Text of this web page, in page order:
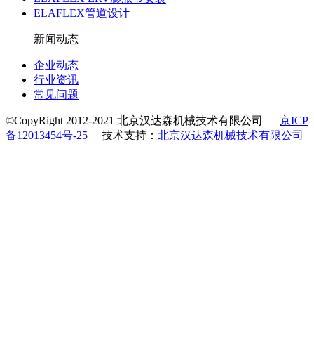
ELAFLEX管道设计
新闻动态
企业动态
行业资讯
常见问题
©CopyRight 2012-2021 北京汉达森机械技术有限公司 京ICP
备12013454号-25 技术支持： 北京汉达森机械技术有限公司